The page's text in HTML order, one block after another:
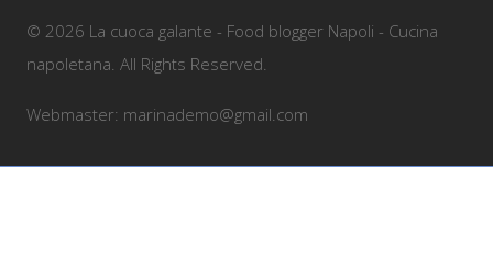
© 2026 La cuoca galante - Food blogger Napoli - Cucina
napoletana. All Rights Reserved.
Webmaster: marinademo@gmail.com